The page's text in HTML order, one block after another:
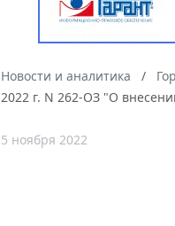
Новости и аналитика
2022 г. N 262-ОЗ "О
5 ноября 2022